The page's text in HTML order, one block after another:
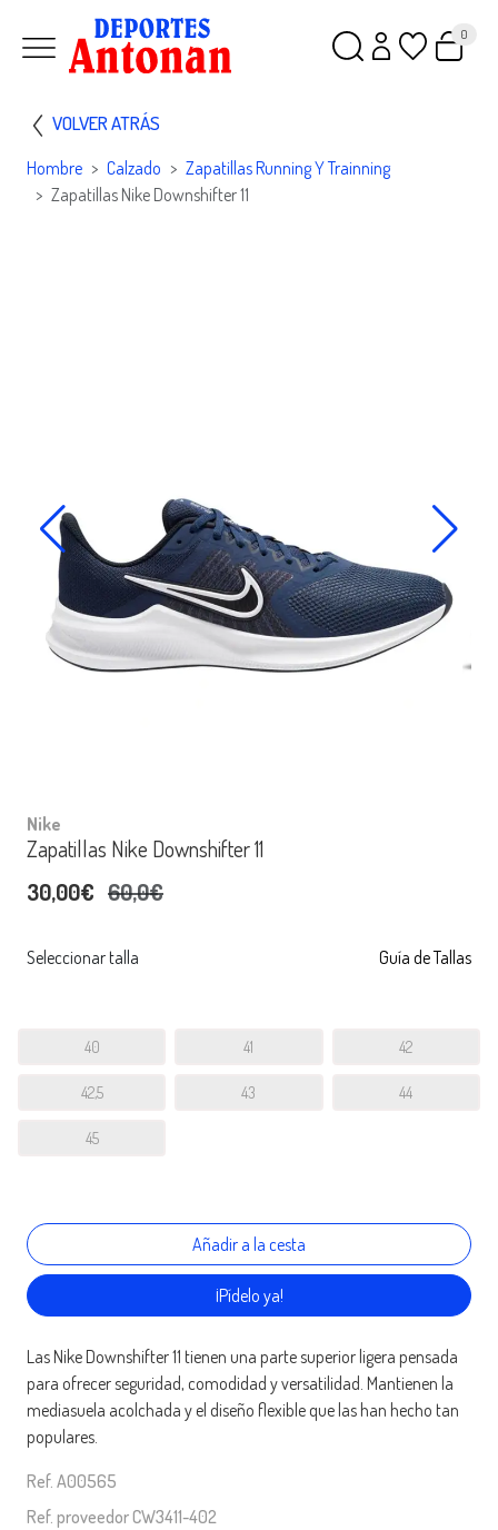
0
VOLVER ATRÁS
Hombre Calzado
Zapatillas Running Y Trainning
Zapatillas Nike Downshifter 11
Nike
Zapatillas Nike Downshifter 11
30,00€ 60,0€
Seleccionar talla Guía de Tallas
40 41 42
42,5 43 44
45
¡Pídelo ya!
Las Nike Downshifter 11 tienen una parte superior ligera pensada
para ofrecer seguridad, comodidad y versatilidad. Mantienen la
mediasuela acolchada y el diseño flexible que las han hecho tan
populares.
Ref. A00565
Ref. proveedor CW3411-402